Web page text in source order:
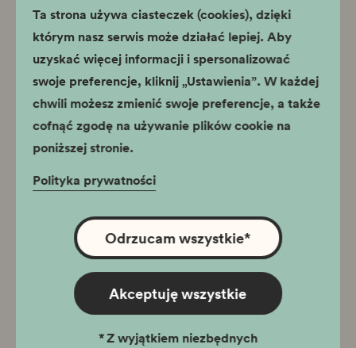
Ta strona używa ciasteczek (cookies), dzięki
którym nasz serwis może działać lepiej. Aby
uzyskać więcej informacji i spersonalizować
swoje preferencje, kliknij „Ustawienia”. W każdej
chwili możesz zmienić swoje preferencje, a także
cofnąć zgodę na używanie plików cookie na
poniższej stronie.
Polityka prywatności
Odrzucam wszystkie*
Akceptuję wszystkie
*Z wyjątkiem niezbędnych
Udostępnianie reprodukcji zbiorów muzealnych i
Poniedziałek - piątek 9.00 - 15.00
tel. 12 61 92 325,
repro@muzeumkrakowa.pl